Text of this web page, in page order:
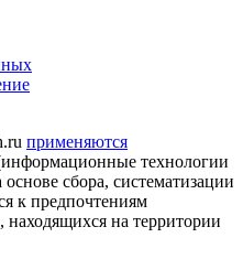
применяются
технологии
сбора, систематизации
к предпочтениям
находящихся на территории